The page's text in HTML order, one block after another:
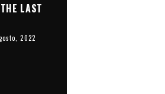
LAST
2022